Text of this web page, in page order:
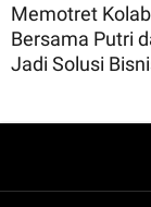
Memotret
Bersama Putri
Jadi Solusi